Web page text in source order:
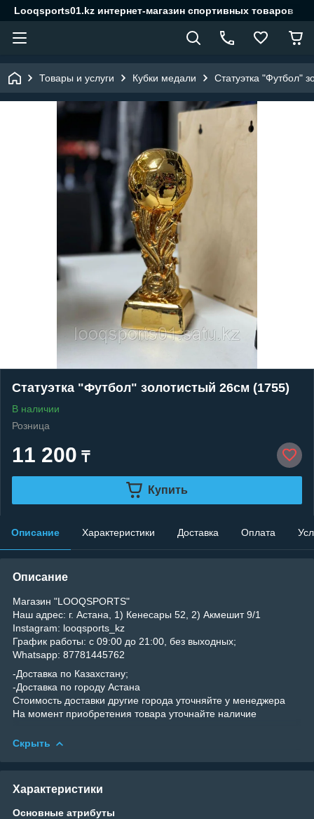
Looqsports01.kz интернет-магазин спортивных товаров
Товары и услуги Кубки медали Статуэтка "Футбол"
Статуэтка "Футбол" золотистый 26см (1755)
В наличии
Розница
11 200 ₸
Купить
Описание Характеристики Доставка Оплата
Описание
Магазин "LOOQSPORTS"
Наш адрес: г. Астана, 1) Кенесары 52, 2) Акмешит 9/1
Instagram: looqsports_kz
График работы: с 09:00 до 21:00, без выходных;
Whatsapp: 87781445762
-Доставка по Казахстану;
-Доставка по городу Астана
Стоимость доставки другие города уточняйте у менеджера
На момент приобретения товара уточнайте наличие
Скрыть
Характеристики
Основные атрибуты